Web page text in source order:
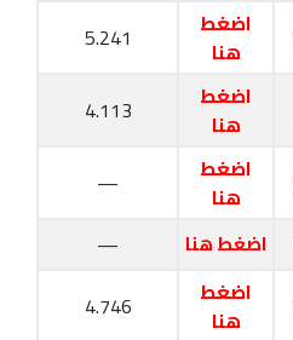
اضغط
هنا
5.241
اضغط
هنا
4.113
اضغط
هنا
—
اضغط هنا
—
اضغط
هنا
4.746